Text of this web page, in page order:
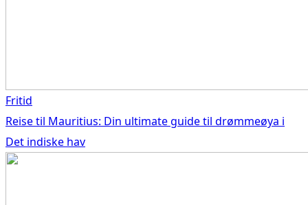
Fritid
Reise til Mauritius: Din ultimate guide til drømmeøya i
Det indiske hav